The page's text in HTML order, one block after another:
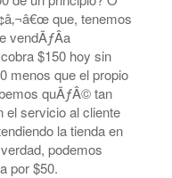
que, tenemos
vendÃƒÂ­a
$150 hoy sin
menos que el propio
quÃƒÂ© tan
el servicio al cliente
la tienda en
podemos
por $50.